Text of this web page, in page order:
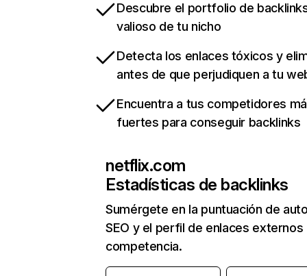
Descubre el portfolio de
valioso de tu nicho
Detecta los enlaces tóxicos y
antes de que perjudiquen a tu
Encuentra a tus competidores
fuertes para conseguir backlinks
netflix.com
Estadísticas de backlinks
Sumérgete en la puntuación de
SEO y el perfil de enlaces externos
competencia.